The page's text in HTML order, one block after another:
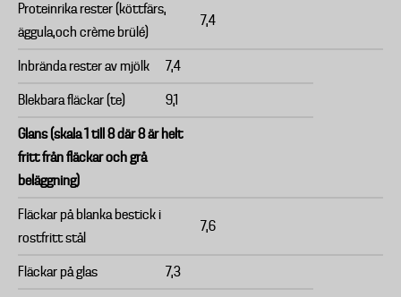
Proteinrika rester (köttfärs,
äggula,och crème brülé)
7,4
Inbrända rester av mjölk 7,4
Blekbara fläckar (te) 9,1
Glans (skala 1 till 8 där 8 är helt
fritt från fläckar och grå
beläggning)
Fläckar på blanka bestick i
rostfritt stål
7,6
Fläckar på glas 7,3